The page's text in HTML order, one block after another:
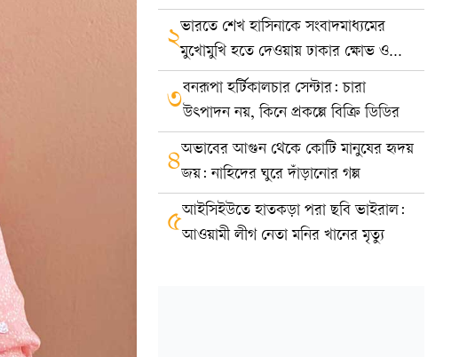
২ভারতে শেখ হাসিনাকে সংবাদমাধ্যমের
মুখোমুখি হতে দেওয়ায় ঢাকার ক্ষোভ ও
প্রতিবাদ
৩বনরূপা হর্টিকালচার সেন্টার: চারা
উৎপাদন নয়, কিনে প্রকল্পে বিক্রি ডিডির
৪অভাবের আগুন থেকে কোটি মানুষের হৃদয়
জয়: নাহিদের ঘুরে দাঁড়ানোর গল্প
৫আইসিইউতে হাতকড়া পরা ছবি ভাইরাল:
আওয়ামী লীগ নেতা মনির খানের মৃত্যু